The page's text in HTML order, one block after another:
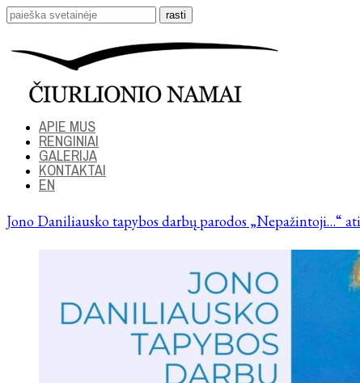
APIE MUS
RENGINIAI
GALERIJA
KONTAKTAI
EN
Jono Daniliausko tapybos darbų parodos „Nepažintoji…“